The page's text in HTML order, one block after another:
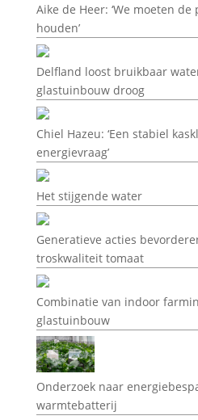
Aike de Heer: ‘We moeten
houden’
Delfland loost bruikbaar
glastuinbouw droog
Chiel Hazeu: ‘Een stabiel
energievraag’
Het stijgende water
Generatieve acties
troskwaliteit tomaat
Combinatie van indoor
glastuinbouw
Onderzoek naar
warmtebatterij